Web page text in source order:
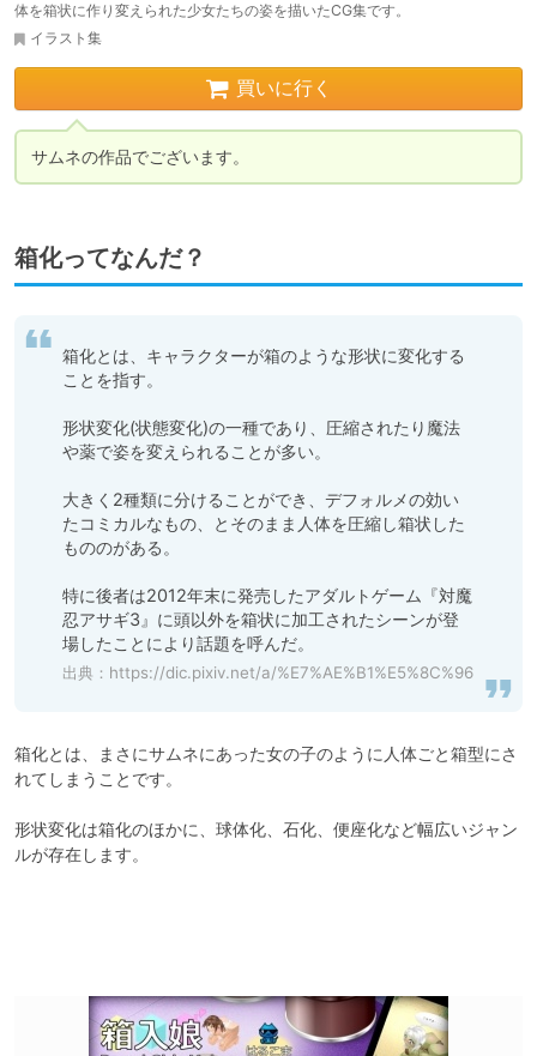
体を箱状に作り変えられた少女たちの姿を描いたCG集です。
イラスト集
買いに行く
サムネの作品でございます。
箱化ってなんだ？
箱化とは、キャラクターが箱のような形状に変化する
ことを指す。
形状変化(状態変化)の一種であり、圧縮されたり魔法
や薬で姿を変えられることが多い。
大きく2種類に分けることができ、デフォルメの効い
たコミカルなもの、とそのまま人体を圧縮し箱状した
もののがある。
特に後者は2012年末に発売したアダルトゲーム『対魔
忍アサギ3』に頭以外を箱状に加工されたシーンが登
場したことにより話題を呼んだ。
出典： https://dic.pixiv.net/a/%E7%AE%B1%E5%8C%96
箱化とは、まさにサムネにあった女の子のように人体ごと箱型にさ
れてしまうことです。
形状変化は箱化のほかに、球体化、石化、便座化など幅広いジャン
ルが存在します。